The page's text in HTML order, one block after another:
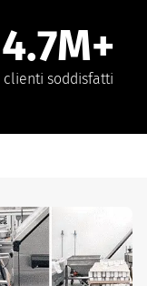
4.7M+
clienti soddisfatti